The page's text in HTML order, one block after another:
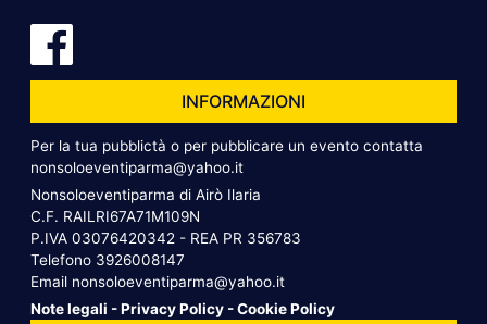
INFORMAZIONI
Per la tua pubblictà o per pubblicare un evento contatta
nonsoloeventiparma@yahoo.it
Nonsoloeventiparma di Airò Ilaria
C.F. RAILRI67A71M109N
P.IVA 03076420342 - REA PR 356783
Telefono 3926008147
Email nonsoloeventiparma@yahoo.it
Note legali -Privacy Policy -Cookie Policy